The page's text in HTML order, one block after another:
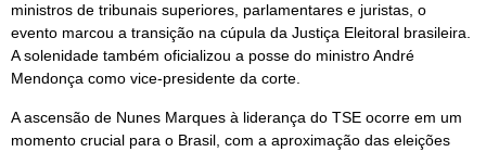
ministros de tribunais superiores, parlamentares e juristas, o
evento marcou a transição na cúpula da Justiça Eleitoral brasileira.
A solenidade também oficializou a posse do ministro André
Mendonça como vice-presidente da corte.
A ascensão de Nunes Marques à liderança do TSE ocorre em um
momento crucial para o Brasil, com a aproximação das eleições